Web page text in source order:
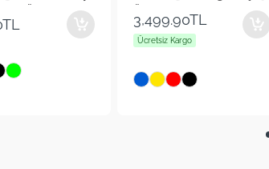
3,499.90TL
Ücretsiz Kargo